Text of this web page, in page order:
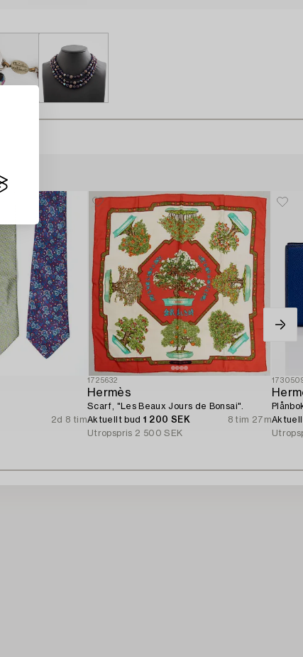
2d 8 tim
1725632
Hermès
Scarf, "Les Beaux Jours de Bonsai".
Aktuellt bud 1 200 SEK
8 tim 27m
Utropspris 2 500 SEK